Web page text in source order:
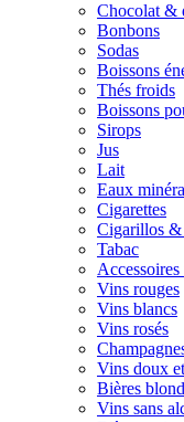
Chocolat &
Bonbons
Sodas
Boissons
Thés froids
Boissons
Sirops
Jus
Lait
Eaux
Cigarettes
Cigarillos &
Tabac
Vins rouges
Vins blancs
Vins rosés
Vins doux
Bières
Vins sans